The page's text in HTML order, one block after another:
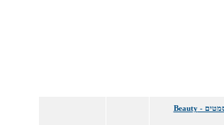
קליניקה לטיפולים קוסמטים - Beauty